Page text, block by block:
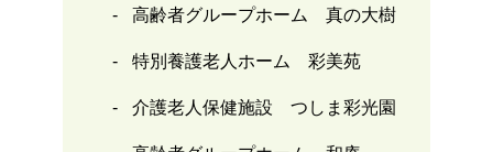
高齢者グループホーム 真の大樹
特別養護老人ホーム 彩美苑
介護老人保健施設 つしま彩光園